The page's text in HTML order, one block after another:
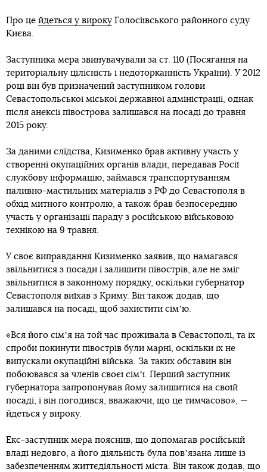
Про це йдеться у вироку Голосіївського районного суду
Києва.
Заступника мера звинувачували за ст. 110 (Посягання на
територіальну цілісність і недоторканність України). У 2012
році він був призначений заступником голови
Севастопольської міської державної адміністрації, однак
після анексії півострова залишався на посаді до травня
2015 року.
За даними слідства, Кизименко брав активну участь у
створенні окупаційних органів влади, передавав Росії
службову інформацію, займався транспортуванням
паливно-мастильних матеріалів з РФ до Севастополя в
обхід митного контролю, а також брав безпосередню
участь у організації параду з російською військовою
технікою на 9 травня.
У своє виправдання Кизименко заявив, що намагався
звільнитися з посади і залишити півострів, але не зміг
звільнитися в законному порядку, оскільки губернатор
Севастополя виїхав з Криму. Він також додав, що
залишався на посаді, щоб захистити сімʼю.
«Вся його сімʼя на той час проживала в Севастополі, та їх
спроби покинути півострів були марні, оскільки їх не
випускали окупаційні війська. За таких обставин він
побоювався за членів своєї сімʼї. Перший заступник
губернатора запропонував йому залишитися на своїй
посаді, і він погодився, вважаючи, що це тимчасово», —
йдеться у вироку.
Екс-заступник мера пояснив, що допомагав російській
владі недовго, а його діяльність була повʼязана лише із
забезпеченням життєдіяльності міста. Він також додав, що